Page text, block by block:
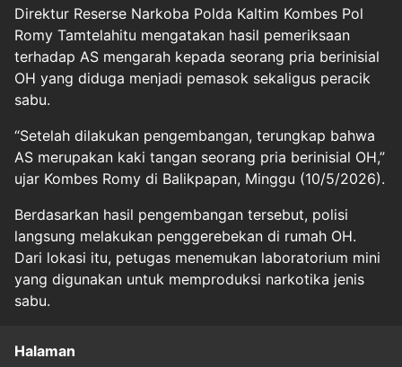
Direktur Reserse Narkoba Polda Kaltim Kombes Pol
Romy Tamtelahitu mengatakan hasil pemeriksaan
terhadap AS mengarah kepada seorang pria berinisial
OH yang diduga menjadi pemasok sekaligus peracik
sabu.
“Setelah dilakukan pengembangan, terungkap bahwa
AS merupakan kaki tangan seorang pria berinisial OH,”
ujar Kombes Romy di Balikpapan, Minggu (10/5/2026).
Berdasarkan hasil pengembangan tersebut, polisi
langsung melakukan penggerebekan di rumah OH.
Dari lokasi itu, petugas menemukan laboratorium mini
yang digunakan untuk memproduksi narkotika jenis
sabu.
Halaman